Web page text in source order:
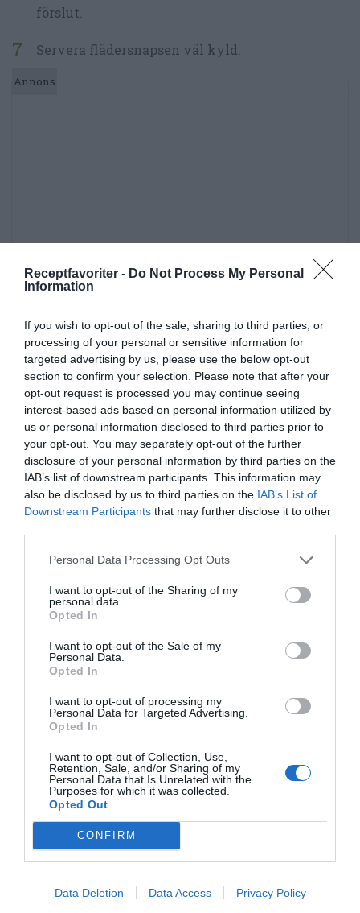
Receptfavoriter - Do Not Process My Personal
Information
If you wish to opt-out of the sale, sharing to third parties, or
processing of your personal or sensitive information for
targeted advertising by us, please use the below opt-out
section to confirm your selection. Please note that after your
opt-out request is processed you may continue seeing
interest-based ads based on personal information utilized by
us or personal information disclosed to third parties prior to
your opt-out. You may separately opt-out of the further
disclosure of your personal information by third parties on the
IAB’s list of downstream participants. This information may
also be disclosed by us to third parties on the IAB’s List of
Downstream Participants that may further disclose it to other
Personal Data Processing Opt Outs
I want to opt-out of the Sharing of my
personal data.
Opted In
I want to opt-out of the Sale of my
Personal Data.
Opted In
I want to opt-out of processing my
Personal Data for Targeted Advertising.
Opted In
I want to opt-out of Collection, Use,
Retention, Sale, and/or Sharing of my
Personal Data that Is Unrelated with the
Purposes for which it was collected.
Opted Out
CONFIRM
Data Deletion Data Access Privacy Policy
förslut.
Servera flädersnapsen väl kyld.
Snaps Fläder Vodka Fest
Buffé
Midsommar
Påsk Julmat Svensk mat
E-mail Skriv ut
Medel:3.9(160röster)
67 kcal
Mattsson
Jag är matskribent samt kock
med en fil. kand i
Måltidsvetenskap från
restauranghögskolan i Grythyttan. På denna sida
delar jag med mig av tusentals olika recept för alla
smaker - noviser som hemmakockar. Alla recept
kunna laga dem med bästa resultat hemma. Läs mer